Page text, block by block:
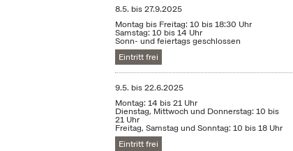
8.5. bis27.9.2025
Montag bis Freitag: 10 bis 18:30 Uhr
Samstag: 10 bis 14 Uhr
Sonn- und feiertags geschlossen
Eintritt frei
9.5. bis22.6.2025
Montag: 14 bis 21 Uhr
Dienstag, Mittwoch und Donnerstag: 10 bis
21 Uhr
Freitag, Samstag und Sonntag: 10 bis 18 Uhr
Eintritt frei